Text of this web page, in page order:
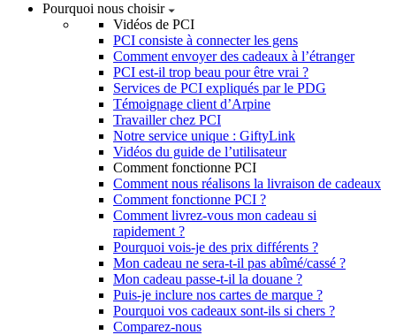
Pourquoi nous choisir
Vidéos de PCI
PCI consiste à connecter les gens
Comment envoyer des cadeaux à l’étranger
PCI est-il trop beau pour être vrai ?
Services de PCI expliqués par le PDG
Témoignage client d’Arpine
Travailler chez PCI
Notre service unique : GiftyLink
Vidéos du guide de l’utilisateur
Comment fonctionne PCI
Comment nous réalisons la livraison de cadeaux
Comment fonctionne PCI ?
Comment livrez-vous mon cadeau si
rapidement ?
Pourquoi vois-je des prix différents ?
Mon cadeau ne sera-t-il pas abîmé/cassé ?
Mon cadeau passe-t-il la douane ?
Puis-je inclure nos cartes de marque ?
Pourquoi vos cadeaux sont-ils si chers ?
Comparez-nous